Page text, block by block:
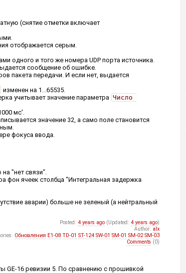
(снятие отметки включает
отображается серым.
одного и того же номера UDP порта источника.
сообщение об ошибке.
пакета передачи. И если нет, выдается
изменен на 1...65535.
учитывает значение параметра Число
мс'.
значение 32, а само поле становится
фокуса ввода.
"нет связи".
фон ячеек столбца "Интегральная задержка
аварии) больше не зеленый (а нейтральный
Posted: 4 years ago (Updated: 4 years ago)
Author: alx
Обновления E1-08 TD-01 ST-124 SW-01 SM-01 SM-02 SM-03
Comments (0)
GE-16 ревизии 5. По сравнению с прошивкой